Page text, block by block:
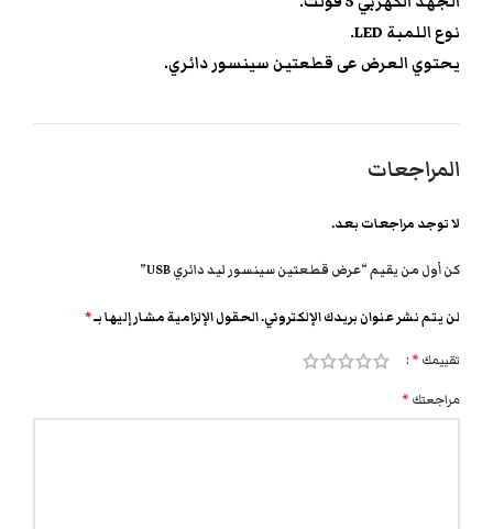
نوع اللمبة LED.
يحتوي العرض عى قطعتين سينسور دائري.
المراجعات
لا توجد مراجعات بعد.
كن أول من يقيم “عرض قطعتين سينسور ليد دائري USB”
لن يتم نشر عنوان بريدك الإلكتروني.الحقول الإلزامية مشار إليها بـ*
تقييمك *
مراجعتك *